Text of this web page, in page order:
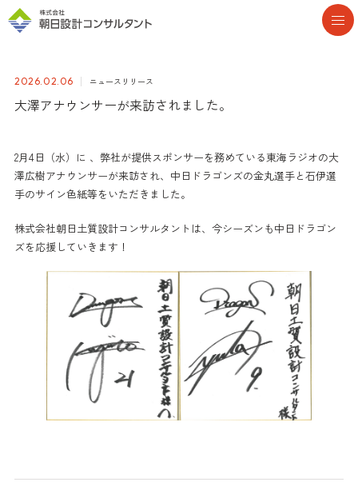
2026.02.06 ニュースリリース
大澤アナウンサーが来訪されました。
2月4日（水）に 、弊社が提供スポンサーを務めている東海ラジオの大
澤広樹アナウンサーが来訪され、中日ドラゴンズの金丸選手と石伊選
手のサイン色紙等をいただきました。
株式会社朝日土質設計コンサルタントは、今シーズンも中日ドラゴン
ズを応援していきます！